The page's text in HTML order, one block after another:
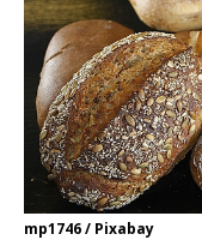
mp1746 / Pixabay